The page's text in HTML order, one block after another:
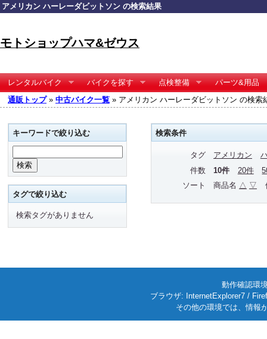
アメリカン ハーレーダビットソン の検索結果
モトショップハマ&ゼウス
レンタルバイク バイクを探す 点検整備
パーツ&用品
通販トップ» 中古バイク一覧 » アメリカン ハーレーダビットソン の検索
検索条件
タグ アメリカン
件数
10件 20件
ソート
商品名 △ ▽
キーワードで絞り込む
タグで絞り込む
検索タグがありません
動作確認環
ブラウザ: InternetExplorer7 /
その他の環境では、情報